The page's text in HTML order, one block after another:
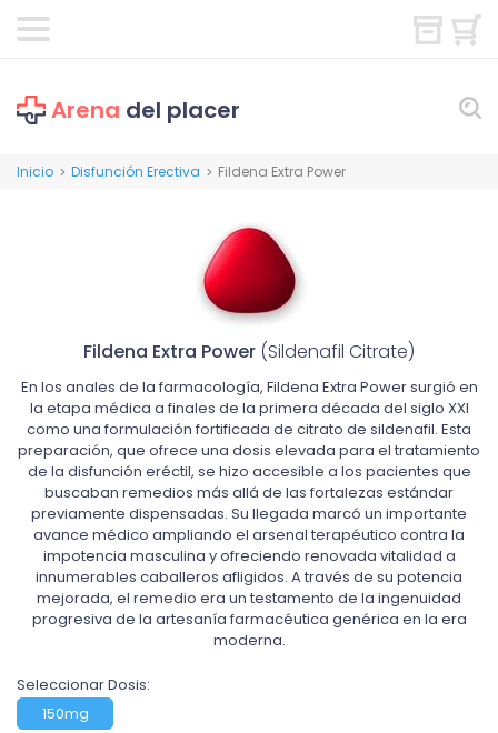
Arena del placer
Inicio > Disfunción Erectiva > Fildena Extra Power
Fildena Extra Power (Sildenafil Citrate)
En los anales de la farmacología, Fildena Extra Power surgió en
la etapa médica a finales de la primera década del siglo XXI
como una formulación fortificada de citrato de sildenafil. Esta
preparación, que ofrece una dosis elevada para el tratamiento
de la disfunción eréctil, se hizo accesible a los pacientes que
buscaban remedios más allá de las fortalezas estándar
previamente dispensadas. Su llegada marcó un importante
avance médico ampliando el arsenal terapéutico contra la
impotencia masculina y ofreciendo renovada vitalidad a
innumerables caballeros afligidos. A través de su potencia
mejorada, el remedio era un testamento de la ingenuidad
progresiva de la artesanía farmacéutica genérica en la era
moderna.
Seleccionar Dosis:
150mg